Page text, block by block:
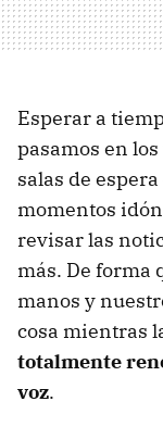
Esperar a
pasamos en
salas de
momentos
revisar las
más. De forma
manos y
cosa mientras
totalmente
voz.